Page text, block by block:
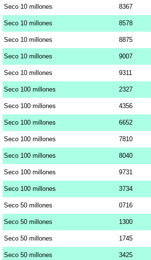
Seco 10 millones 8367
Seco 10 millones 8578
Seco 10 millones 8875
Seco 10 millones 9007
Seco 10 millones 9311
Seco 100 millones 2327
Seco 100 millones 4356
Seco 100 millones 6652
Seco 100 millones 7810
Seco 100 millones 8040
Seco 100 millones 9731
Seco 100 millones 3734
Seco 50 millones 0716
Seco 50 millones 1300
Seco 50 millones 1745
Seco 50 millones 3425